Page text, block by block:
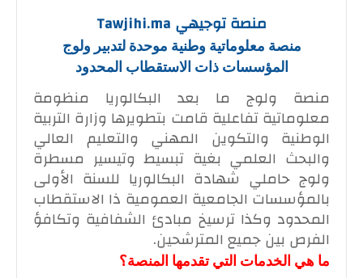
منصة توجيهي Tawjihi.ma
منصة معلوماتية وطنية موحدة لتدبير ولوج
المؤسسات ذات الاستقطاب المحدود
منصة ولوج ما بعد البكالوريا منظومة
معلوماتية تفاعلية قامت بتطويرها وزارة التربية
الوطنية والتكوين المهني والتعليم العالي
والبحث العلمي بغية تبسيط وتيسير مسطرة
ولوج حاملي شهادة البكالوريا للسنة الأولى
بالمؤسسات الجامعية العمومية ذا الاستقطاب
المحدود وكذا ترسيخ مبادئ الشفافية وتكافؤ
الفرص بين جميع المترشحين.
ما هي الخدمات التي تقدمها المنصة؟